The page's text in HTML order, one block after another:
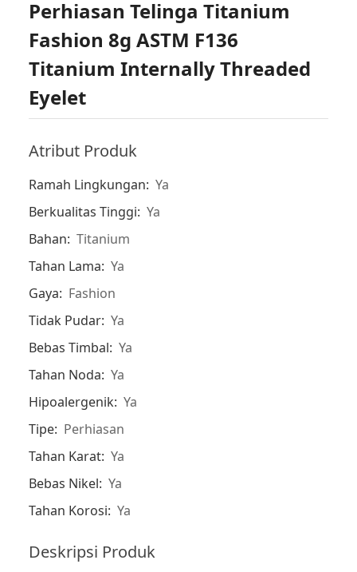
Perhiasan Telinga Titanium
Fashion 8g ASTM F136
Titanium Internally Threaded
Eyelet
Atribut Produk
Ramah Lingkungan: Ya
Berkualitas Tinggi: Ya
Bahan: Titanium
Tahan Lama: Ya
Gaya: Fashion
Tidak Pudar: Ya
Bebas Timbal: Ya
Tahan Noda: Ya
Hipoalergenik: Ya
Tipe: Perhiasan
Tahan Karat: Ya
Bebas Nikel: Ya
Tahan Korosi: Ya
Deskripsi Produk